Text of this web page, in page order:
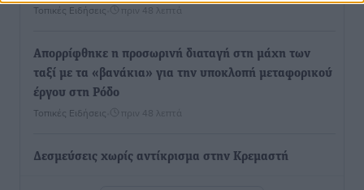
Τοπικές Ειδήσεις πριν 48 λεπτά
Απορρίφθηκε η προσωρινή διαταγή στη μάχη των
ταξί με τα «βανάκια» για την υποκλοπή μεταφορικού
έργου στη Ρόδο
Τοπικές Ειδήσεις πριν 48 λεπτά
Δεσμεύσεις χωρίς αντίκρισμα στην Κρεμαστή